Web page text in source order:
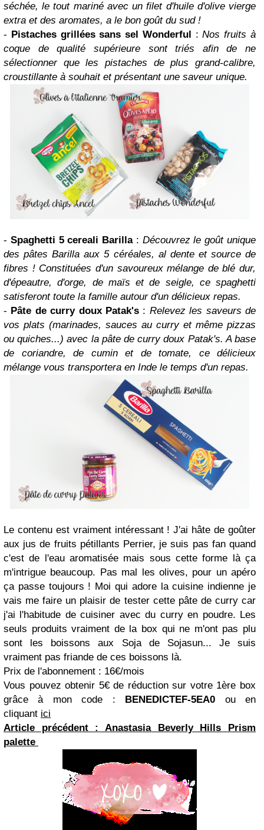
séchée, le tout mariné avec un filet d'huile d'olive vierge
extra et des aromates, a le bon goût du sud !
- Pistaches grillées sans sel Wonderful :Nos fruits à
coque de qualité supérieure sont triés afin de ne
sélectionner que les pistaches de plus grand-calibre,
croustillante à souhait et présentant une saveur unique.
- Spaghetti 5 cereali Barilla: Découvrez le goût unique
des pâtes Barilla aux 5 céréales, al dente et source de
fibres ! Constituées d'un savoureux mélange de blé dur,
d'épeautre, d'orge, de maïs et de seigle, ce spaghetti
satisferont toute la famille autour d'un délicieux repas.
- Pâte de curry doux Patak's : Relevez les saveurs de
vos plats (marinades, sauces au curry et même pizzas
ou quiches...) avec la pâte de curry doux Patak's. A base
de coriandre, de cumin et de tomate, ce délicieux
mélange vous transportera en Inde le temps d'un repas.
Le contenu est vraiment intéressant ! J'ai hâte de goûter
aux jus de fruits pétillants Perrier, je suis pas fan quand
c'est de l'eau aromatisée mais sous cette forme là ça
m'intrigue beaucoup. Pas mal les olives, pour un apéro
ça passe toujours ! Moi qui adore la cuisine indienne je
vais me faire un plaisir de tester cette pâte de curry car
j'ai l'habitude de cuisiner avec du curry en poudre. Les
seuls produits vraiment de la box qui ne m'ont pas plu
sont les boissons aux Soja de Sojasun... Je suis
vraiment pas friande de ces boissons là.
Prix de l'abonnement : 16€/mois
Vous pouvez obtenir 5€ de réduction sur votre 1ère box
grâce à mon code :
BENEDICTEF-5EA0 ou en
cliquant ici
Article précédent : Anastasia Beverly Hills Prism
palette